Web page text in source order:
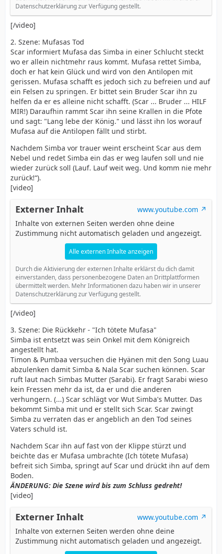
Datenschutzerklärung zur Verfügung gestellt.
[/video]
2. Szene: Mufasas Tod
Scar informiert Mufasa das Simba in einer Schlucht steckt
wo er allein nichtmehr raus kommt. Mufasa rettet Simba,
doch er hat kein Glück und wird von den Antilopen mit
gerissen. Mufasa schafft es jedoch sich zu befreien und auf
ein Felsen zu springen. Er bittet sein Bruder Scar ihn zu
helfen da er es alleine nicht schafft. (Scar ... Bruder ... HILF
MIR!) Daraufhin rammt Scar ihn seine Krallen in die Pfote
und sagt: "Lang lebe der König." und lässt ihn los worauf
Mufasa auf die Antilopen fällt und stirbt.
Nachdem Simba vor trauer weint erscheint Scar aus dem
Nebel und redet Simba ein das er weg laufen soll und nie
wieder zurück soll (Lauf. Lauf weit weg. Und komm nie mehr
zurück!“).
[video]
Externer Inhalt
www.youtube.com
Inhalte von externen Seiten werden ohne deine
Zustimmung nicht automatisch geladen und angezeigt.
Alle externen Inhalte anzeigen
Durch die Aktivierung der externen Inhalte erklärst du dich damit
einverstanden, dass personenbezogene Daten an Drittplattformen
übermittelt werden. Mehr Informationen dazu haben wir in unserer
Datenschutzerklärung zur Verfügung gestellt.
[/video]
3. Szene: Die Rückkehr - "Ich tötete Mufasa"
Simba ist entsetzt was sein Onkel mit dem Königreich
angestellt hat.
Timon & Pumbaa versuchen die Hyänen mit den Song Luau
abzulenken damit Simba & Nala Scar suchen können. Scar
ruft laut nach Simbas Mutter (Sarabi). Er fragt Sarabi wieso
kein Fressen mehr da ist, da er und die anderen
verhungern. (...) Scar schlägt vor Wut Simba's Mutter. Das
bekommt Simba mit und er stellt sich Scar. Scar zwingt
Simba zu verraten das er angeblich an den Tod seines
Vaters schuld ist.
Nachdem Scar ihn auf fast von der Klippe stürzt und
beichte das er Mufasa umbrachte (Ich tötete Mufasa)
befreit sich Simba, springt auf Scar und drückt ihn auf dem
Boden.
ÄNDERUNG: Die Szene wird bis zum Schluss gedreht!
[video]
Externer Inhalt
www.youtube.com
Inhalte von externen Seiten werden ohne deine
Zustimmung nicht automatisch geladen und angezeigt.